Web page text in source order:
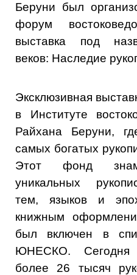
Беруни был
форум
выставка под
веков: Наследие
Эксклюзивная
в Институте
Райхана Беруни,
самых богатых
Этот фонд
уникальных
тем, языков и
книжным
был включен в
ЮНЕСКО. Сегодня
более 26 тысяч